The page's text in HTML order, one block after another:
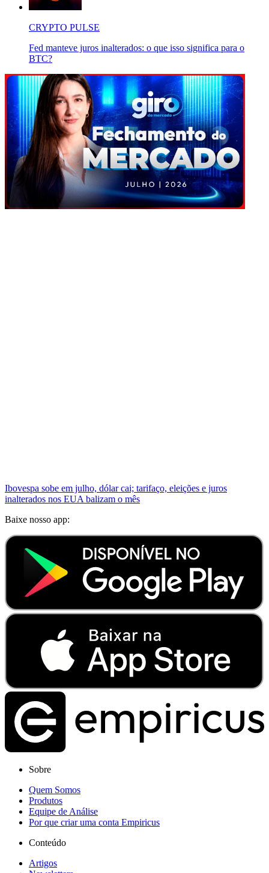
CRYPTO PULSE
Fed manteve juros inalterados: o que isso significa para o
BTC?
Ibovespa sobe em julho, dólar cai; tarifaço, eleições e juros
inalterados nos EUA balizam o mês
Baixe nosso app:
Sobre
Quem Somos
Produtos
Equipe de Análise
Por que criar uma conta Empiricus
Conteúdo
Artigos